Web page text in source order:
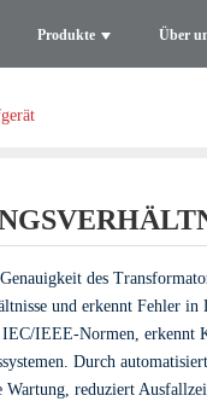
Produkte Über
des
und erkennt Fehler in
IEEE-Normen, erkennt
Durch
Wartung, reduziert